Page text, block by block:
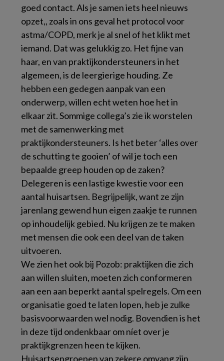
goed contact. Als je samen iets heel nieuws
opzet,, zoals in ons geval het protocol voor
astma/COPD, merk je al snel of het klikt met
iemand. Dat was gelukkig zo. Het fijne van
haar, en van praktijkondersteuners in het
algemeen, is de leergierige houding. Ze
hebben een gedegen aanpak van een
onderwerp, willen echt weten hoe het in
elkaar zit. Sommige collega’s zie ik worstelen
met de samenwerking met
praktijkondersteuners. Is het beter ‘alles over
de schutting te gooien’ of wil je toch een
bepaalde greep houden op de zaken?
Delegeren is een lastige kwestie voor een
aantal huisartsen. Begrijpelijk, want ze zijn
jarenlang gewend hun eigen zaakje te runnen
op inhoudelijk gebied. Nu krijgen ze te maken
met mensen die ook een deel van de taken
uitvoeren.
We zien het ook bij Pozob: praktijken die zich
aan willen sluiten, moeten zich conformeren
aan een aan beperkt aantal spelregels. Om een
organisatie goed te laten lopen, heb je zulke
basisvoorwaarden wel nodig. Bovendien is het
in deze tijd ondenkbaar om níet over je
praktijkgrenzen heen te kijken.
Huisartsengroepen van zekere omvang zijn